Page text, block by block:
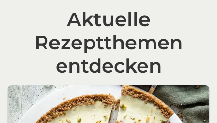
Aktuelle
Rezeptthemen
entdecken